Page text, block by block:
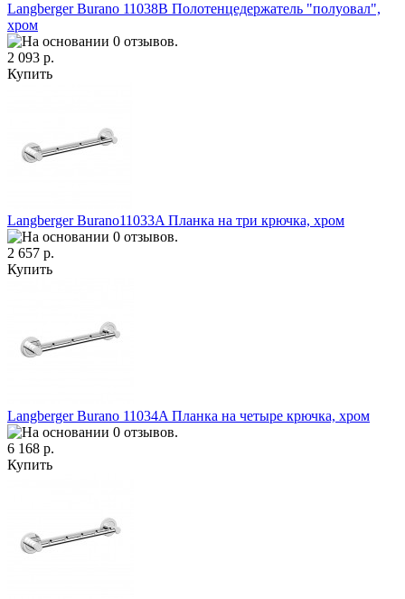
Langberger Burano 11038B Полотенцедержатель "полуовал",
хром
2 093 р.
Купить
Langberger Burano11033A Планка на три крючка, хром
2 657 р.
Купить
Langberger Burano 11034A Планка на четыре крючка, хром
6 168 р.
Купить